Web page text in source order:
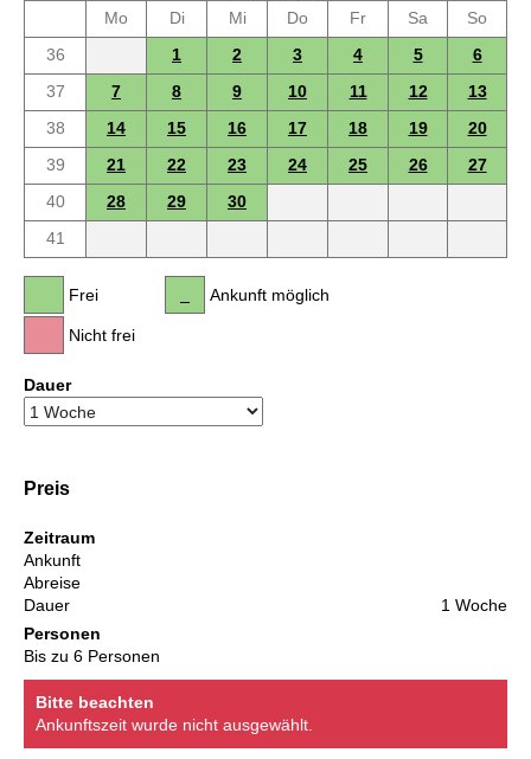
Mo
Di Mi Do Fr Sa
So
36
1 2 3 4 5
6
37
7 8 9 10 11 12
13
38
14 15 16 17 18 19
20
39
21 22 23 24 25 26
27
40
28 29
30
41
Frei
Nicht frei
Ankunft möglich
Dauer
Preis
Zeitraum
Ankunft
Abreise
Dauer
1 Woche
Personen
Bis zu 6 Personen
Bitte beachten
Ankunftszeit wurde nicht ausgewählt.